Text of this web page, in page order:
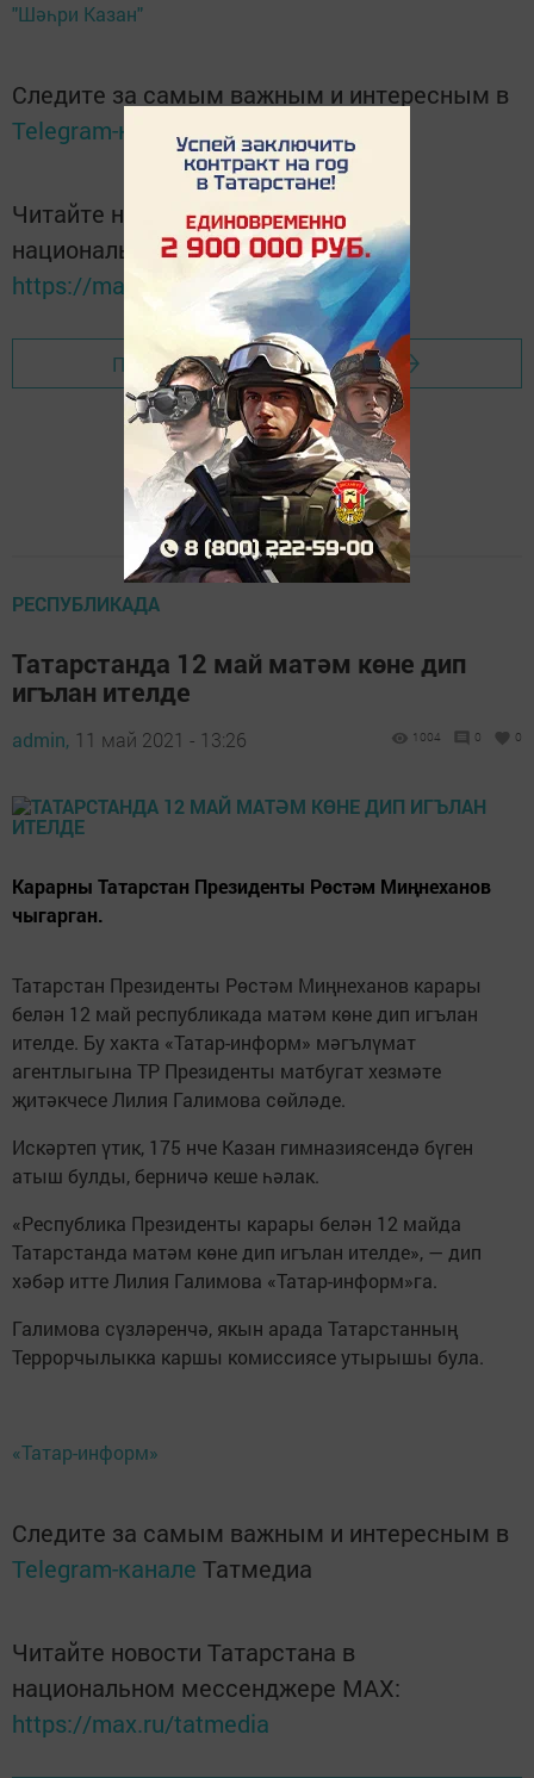
"Шәһри Казан"
Следите за самым важным и интересным в
Telegram-канале
Татмедиа
Читайте новости Татарстана в
национальном мессенджере MАХ:
https://max.ru/tatmedia
Перейти на страницу новости
РЕСПУБЛИКАДА
Татарстанда 12 май матәм көне дип
игълан ителде
admin, 11 май 2021 - 13:26 1004 0 0
Карарны Татарстан Президенты Рөстәм Миңнеханов
чыгарган.
Татарстан Президенты Рөстәм Миңнеханов карары
белән 12 май республикада матәм көне дип игълан
ителде. Бу хакта «Татар-информ» мәгълүмат
агентлыгына ТР Президенты матбугат хезмәте
җитәкчесе Лилия Галимова сөйләде.
Искәртеп үтик, 175 нче Казан гимназиясендә бүген
атыш булды, берничә кеше һәлак.
«Республика Президенты карары белән 12 майда
Татарстанда матәм көне дип игълан ителде», — дип
хәбәр итте Лилия Галимова «Татар-информ»га.
Галимова сүзләренчә, якын арада Татарстанның
Террорчылыкка каршы комиссиясе утырышы була.
«Татар-информ»
Следите за самым важным и интересным в
Telegram-канале Татмедиа
Читайте новости Татарстана в
национальном мессенджере MАХ:
https://max.ru/tatmedia